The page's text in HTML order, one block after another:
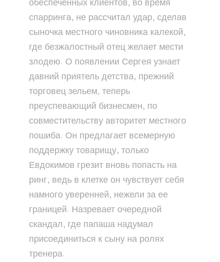
спарринга, не рассчитал удар, сделав
сыночка местного чиновника калекой,
где безжалостный отец желает мести
злодею. О появлении Сергея узнает
давний приятель детства, прежний
торговец зельем, теперь
преуспевающий бизнесмен, по
совместительству авторитет местного
пошиба. Он предлагает всемерную
поддержку товарищу, только
Евдокимов грезит вновь попасть на
ринг, ведь в клетке он чувствует себя
намного уверенней, нежели за ее
границей. Назревает очередной
скандал, где папаша надумал
присоединиться к сыну на ролях
тренера.